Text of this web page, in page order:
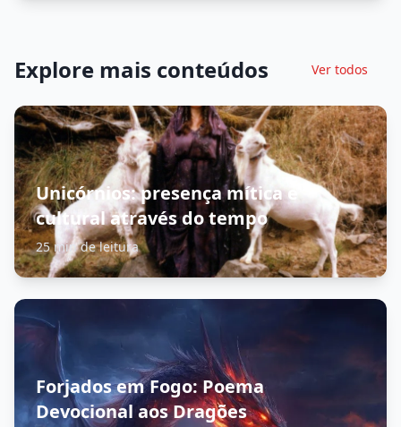
Explore mais conteúdos Ver todos
Unicórnios: presença mítica e
cultural através do tempo
25 min de leitura
Forjados em Fogo: Poema
Devocional aos Dragões